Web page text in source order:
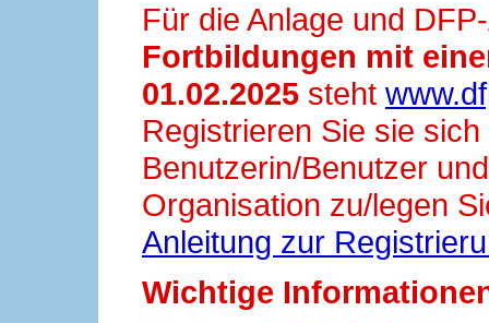
Für die Anlage und
Fortbildungen mit
01.02.2025 steht
Registrieren Sie sie
Benutzerin/Benutzer
Organisation zu/legen
Anleitung zur
Wichtige